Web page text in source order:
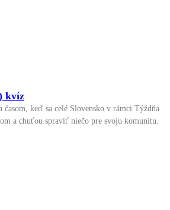
kvíz
časom, keď sa celé Slovensko v rámci Týždňa
a chuťou spraviť niečo pre svoju komunitu.